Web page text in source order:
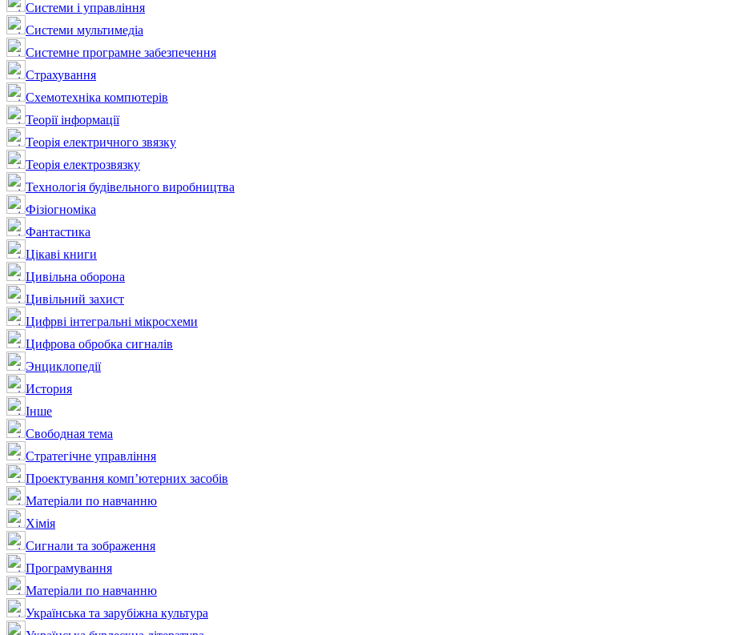
Системи і управління
Системи мультимедіа
Системне програмне забезпечення
Страхування
Схемотехніка компютерів
Теорії інформації
Теорія електричного звязку
Теорія електрозвязку
Технологія будівельного виробництва
Фізіогноміка
Фантастика
Цікаві книги
Цивільна оборона
Цивільний захист
Цифрві інтегральні мікросхеми
Цифрова обробка сигналів
Энциклопедії
История
Інше
Свободная тема
Стратегічне управління
Проектування комп’ютерних засобів
Матеріали по навчанню
Хімія
Сигнали та зображення
Програмування
Матеріали по навчанню
Українська та зарубіжна культура